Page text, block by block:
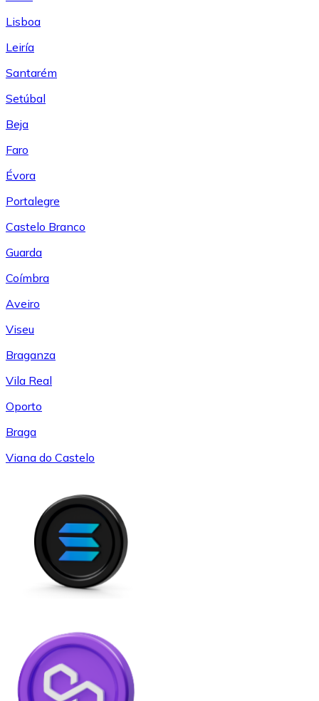
Lisboa
Leiría
Santarém
Setúbal
Beja
Faro
Évora
Portalegre
Castelo Branco
Guarda
Coímbra
Aveiro
Viseu
Braganza
Vila Real
Oporto
Braga
Viana do Castelo